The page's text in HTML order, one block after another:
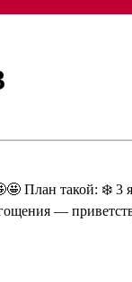
План такой: ❄️
—